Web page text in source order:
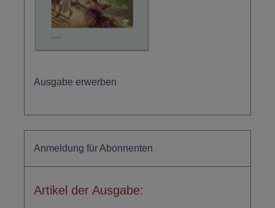
Ausgabe erwerben
Anmeldung für Abonnenten
Artikel der Ausgabe: